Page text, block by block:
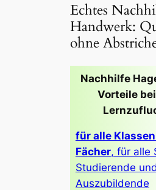
Echtes
Handwerk:
ohne
Nachhilfe
Vorteile
für alle
Fächer, für alle
Studierende und
Auszubildende